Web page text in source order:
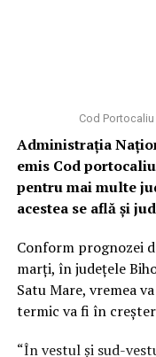
Cod
Administraţia
emis Cod
pentru mai multe
acestea se află și
Conform prognozei
marţi, în judeţele
Satu Mare, vremea
termic va fi în
“În vestul şi sud-